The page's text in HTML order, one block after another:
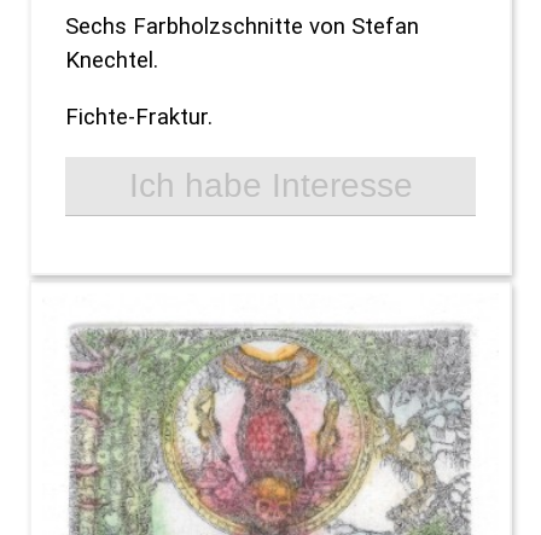
Sechs Farbholzschnitte von Stefan
Knechtel.
Fichte-Fraktur.